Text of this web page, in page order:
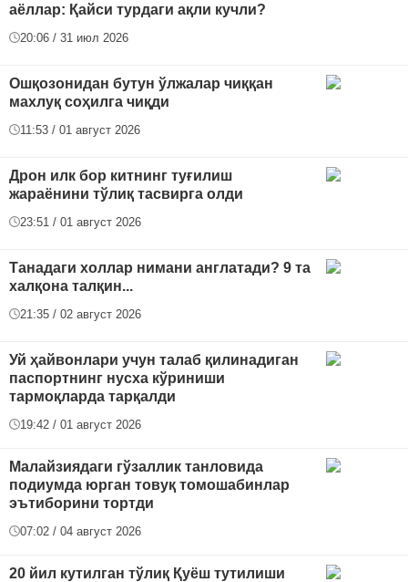
аёллар: Қайси турдаги ақли кучли?
20:06 / 31 июл 2026
Ошқозонидан бутун ўлжалар чиққан
махлуқ соҳилга чиқди
11:53 / 01 август 2026
Дрон илк бор китнинг туғилиш
жараёнини тўлиқ тасвирга олди
23:51 / 01 август 2026
Танадаги холлар нимани англатади? 9 та
халқона талқин...
21:35 / 02 август 2026
Уй ҳайвонлари учун талаб қилинадиган
паспортнинг нусха кўриниши
тармоқларда тарқалди
19:42 / 01 август 2026
Малайзиядаги гўзаллик танловида
подиумда юрган товуқ томошабинлар
эътиборини тортди
07:02 / 04 август 2026
20 йил кутилган тўлиқ Қуёш тутилиши